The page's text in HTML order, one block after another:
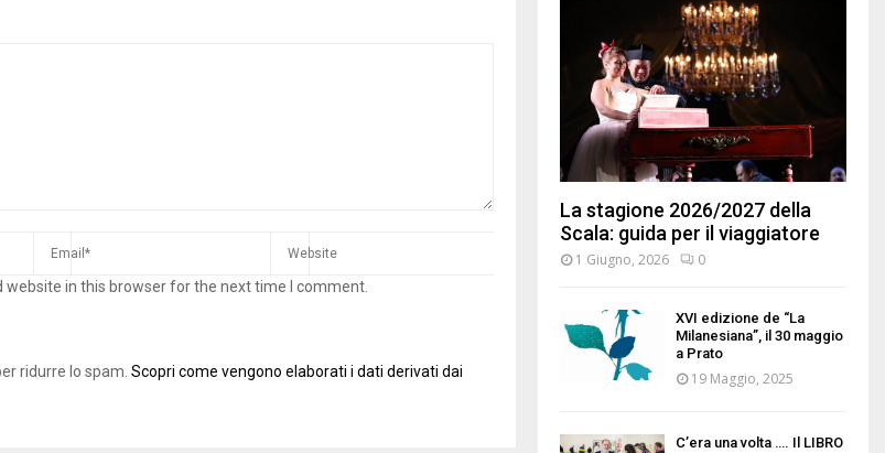
website in this browser for the next time I comment.
ridurre lo spam. Scopri come vengono elaborati i dati derivati dai
La stagione 2026/2027 della
Scala: guida per il viaggiatore
1 Giugno, 2026 0
XVI edizione de “La
Milanesiana”, il 30 maggio
a Prato
19 Maggio, 2025
C’era una volta …. Il LIBRO